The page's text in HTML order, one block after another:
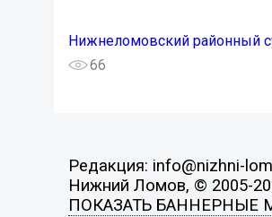
Нижнеломовский районный
66
Редакция: info@nizhni-
Нижний Ломов, © 2005-
ПОКАЗАТЬ БАННЕРНЫЕ